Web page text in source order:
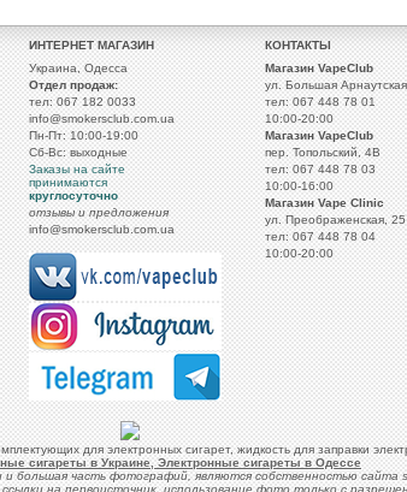
ИНТЕРНЕТ МАГАЗИН
Украина, Одесса
Отдел продаж:
тел: 067 182 0033
info@smokersclub.com.ua
Пн-Пт: 10:00-19:00
Сб-Вс: выходные
Заказы на сайте
принимаются
круглосуточно
отзывы и предложения
info@smokersclub.com.ua
КОНТАКТЫ
Магазин VapeClub
ул. Большая
тел: 067 448 78 01
10:00-20:00
Магазин VapeClub
пер. Топольский, 4B
тел: 067 448 78 03
10:00-16:00
Магазин Vape Clinic
ул. Преображенская, 25
тел: 067 448 78 04
10:00-20:00
для электронных сигарет, жидкость для заправки
сигареты в Украине, Электронные сигареты в Одессе
большая часть фотографий, являются собственностью сайта
на первоисточник, использование фото только с